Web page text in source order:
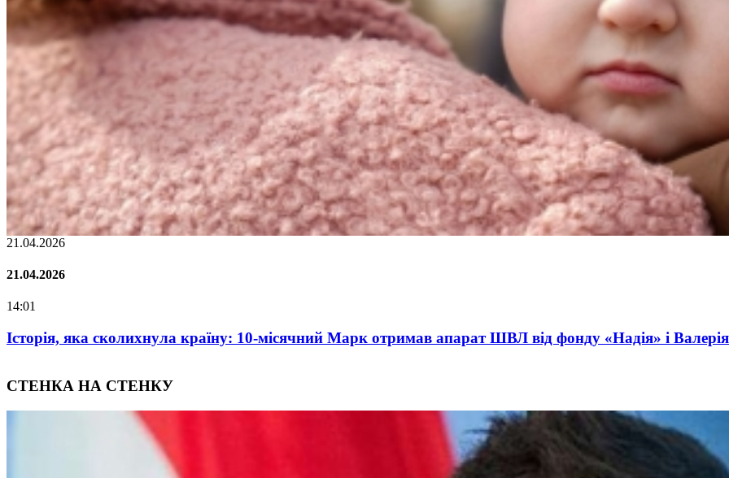
02.02.2026
02.02.2026
07:00
Oleksii Abasov: How Ukrainian Businesses Can Attract International Investments and Hedge Risks During
СТЕНКА НА СТЕНКУ